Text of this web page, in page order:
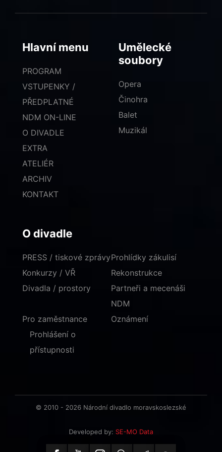
Hlavní menu
PROGRAM
VSTUPENKY /
PŘEDPLATNÉ
NDM ON-LINE
O DIVADLE
EXTRA
ATELIÉR
ARCHIV
KONTAKT
Umělecké
soubory
Opera
Činohra
Balet
Muzikál
O divadle
PRESS / tiskové zprávy
Konkurzy / VŘ
Divadla / prostory
Prohlídky zákulisí
Rekonstrukce
Partneři a mecenáši
NDM
Pro zaměstnance
Oznámení
Prohlášení o
přístupnosti
© 2010 - 2026 Národní divadlo moravskoslezské
Developed by: SE-MO Data